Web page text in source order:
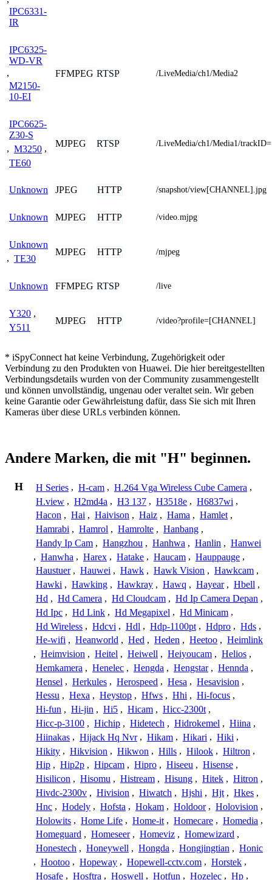
IPC6331-
IR
IPC6325-
WD-VR
,
M2150-
10-EI
FFMPEG RTSP /LiveMedia/ch1/Media2
IPC6625-
Z30-S
, M3250 ,
TE60
MJPEG RTSP /LiveMedia/ch1/Media1/
Unknown JPEG HTTP /snapshot/view[CHANNEL].jpg
Unknown MJPEG HTTP /video.mjpg
Unknown
, TE30
MJPEG HTTP /mjpeg
Unknown FFMPEG RTSP /live
Y320 ,
Y511
MJPEG HTTP /video?profile=[CHANNEL]
* iSpyConnect hat keine Verbindung, Zugehörigkeit oder
Verbindung zu den Produkten von Huawei. Die hier bereitgestellten
Verbindungsdetails wurden von der Community zusammengestellt
und können unvollständig, ungenau oder veraltet sein. Wir geben
keine Garantie oder Gewährleistung dafür, dass Sie sich mit Ihren
Kameras über diese URLs verbinden können.
Andere Marken, die mit "H" beginnen.
H H Series , H-cam , H.264 Vga Wireless Cube Camera ,
H.view , H2md4a , H3 137 , H3518e , H6837wi ,
Hacon , Hai , Haivison , Haiz , Hama , Hamlet ,
Hamrabi , Hamrol , Hamrolte , Hanbang ,
Handy Ip Cam , Hangzhou , Hanhwa , Hanlin , Hanwei
, Hanwha , Harex , Hatake , Haucam , Hauppauge ,
Haustuer , Hauwei , Hawk , Hawk Vision , Hawkcam ,
Hawki , Hawking , Hawkray , Hawq , Hayear , Hbell ,
Hd , Hd Camera , Hd Cloudcam , Hd Ip Camera Depan ,
Hd Ipc , Hd Link , Hd Megapixel , Hd Minicam ,
Hd Wireless , Hdcvi , Hdl , Hdp-1100pt , Hdpro , Hds ,
He-wifi , Heanworld , Hed , Heden , Heetoo , Heimlink
, Heimvision , Heitel , Heiwell , Heiyoucam , Helios ,
Hemkamera , Henelec , Hengda , Hengstar , Hennda ,
Hensel , Herkules , Herospeed , Hesa , Hesavision ,
Hessu , Hexa , Heystop , Hfws , Hhi , Hi-focus ,
Hi-fun , Hi-jin , Hi5 , Hicam , Hicc-2300t ,
Hicc-p-3100 , Hichip , Hidetech , Hidrokemel , Hiina ,
Hiinakas , Hijack Hq Nvr , Hikam , Hikari , Hiki ,
Hikity , Hikvision , Hikwon , Hills , Hilook , Hiltron ,
Hip , Hip2p , Hipcam , Hipro , Hiseeu , Hisense ,
Hisilicon , Hisomu , Histream , Hisung , Hitek , Hitron ,
Hivdc-2300v , Hivision , Hiwatch , Hjshi , Hjt , Hkes ,
Hnc , Hodely , Hofsta , Hokam , Holdoor , Holovision ,
Holowits , Home Life , Home-it , Homecare , Homedia ,
Homeguard , Homeseer , Homeviz , Homewizard ,
Honestech , Honeywell , Hongda , Hongjingtian , Honic
, Hootoo , Hopeway , Hopewell-cctv.com , Horstek ,
Hosafe , Hosftra , Hoswell , Hotfun , Hozelec , Hp ,